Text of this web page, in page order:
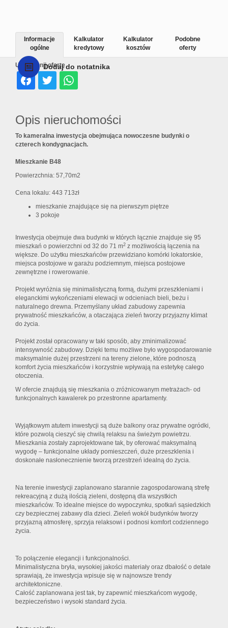
Dodaj do notatnika
Udostępnij ofertę
Informacje
ogólne
Kalkulator
kredytowy
Kalkulator
kosztów
Podobne
oferty
Opis nieruchomości
To kameralna inwestycja obejmująca nowoczesne budynki o
czterech kondygnacjach.
Mieszkanie B48
Powierzchnia: 57,70m2
Cena lokalu: 443 713zł
mieszkanie znajdujące się na pierwszym piętrze
3 pokoje
Inwestycja obejmuje dwa budynki w których łącznie znajduje się 95
mieszkań o powierzchni od 32 do 71 m2 z możliwością łączenia na
większe. Do użytku mieszkańców przewidziano komórki lokatorskie,
miejsca postojowe w garażu podziemnym, miejsca postojowe
zewnętrzne i rowerowanie.
Projekt wyróżnia się minimalistyczną formą, dużymi przeszkleniami i
eleganckimi wykończeniami elewacji w odcieniach bieli, beżu i
naturalnego drewna. Przemyślany układ zabudowy zapewnia
prywatność mieszkańców, a otaczająca zieleń tworzy przyjazny klimat
do życia.
Projekt został opracowany w taki sposób, aby zminimalizować
intensywność zabudowy. Dzięki temu możliwe było wygospodarowanie
maksymalnie dużej przestrzeni na tereny zielone, które podnoszą
komfort życia mieszkańców i korzystnie wpływają na estetykę całego
otoczenia.
W ofercie znajdują się mieszkania o zróżnicowanym metrażach- od
funkcjonalnych kawalerek po przestronne apartamenty.
Wyjątkowym atutem inwestycji są duże balkony oraz prywatne ogródki,
które pozwolą cieszyć się chwilą relaksu na świeżym powietrzu.
Mieszkania zostały zaprojektowane tak, by oferować maksymalną
wygodę – funkcjonalne układy pomieszczeń, duże przeszklenia i
doskonałe nasłonecznienie tworzą przestrzeń idealną do życia.
Na terenie inwestycji zaplanowano starannie zagospodarowaną strefę
rekreacyjną z dużą ilością zieleni, dostępną dla wszystkich
mieszkańców. To idealne miejsce do wypoczynku, spotkań sąsiedzkich
czy bezpiecznej zabawy dla dzieci. Zieleń wokół budynków tworzy
przyjazną atmosferę, sprzyja relaksowi i podnosi komfort codziennego
życia.
To połączenie elegancji i funkcjonalności.
Minimalistyczna bryła, wysokiej jakości materiały oraz dbałość o detale
sprawiają, że inwestycja wpisuje się w najnowsze trendy
architektoniczne.
Całość zaplanowana jest tak, by zapewnić mieszkańcom wygodę,
bezpieczeństwo i wysoki standard życia.